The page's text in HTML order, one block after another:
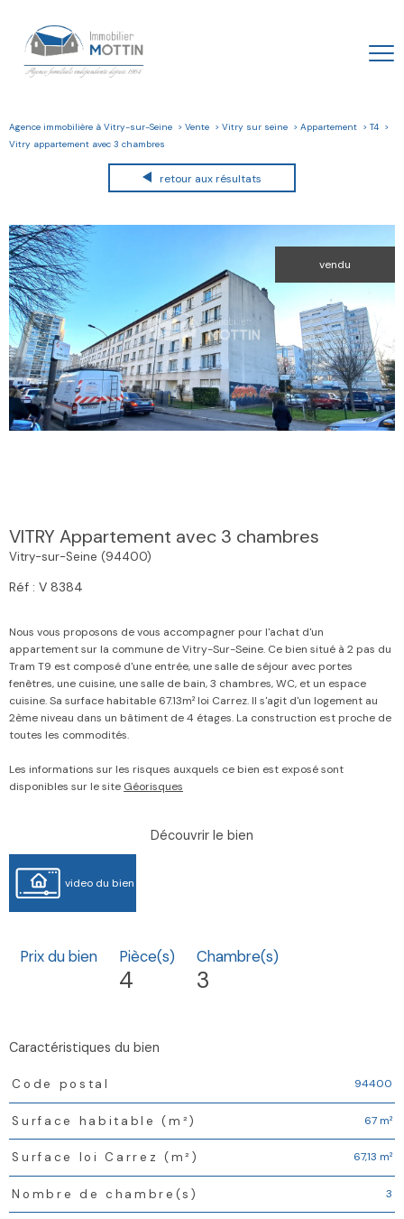
Agence immobilière à Vitry-sur-Seine Vente Vitry sur seine Appartement
T4
Vitry appartement avec 3 chambres
retour aux résultats
vendu
VITRY Appartement avec 3 chambres
Vitry-sur-Seine (94400)
Réf : V 8384
Nous vous proposons de vous accompagner pour l'achat d'un
appartement sur la commune de Vitry-Sur-Seine. Ce bien situé à 2 pas du
Tram T9 est composé d'une entrée, une salle de séjour avec portes
fenêtres, une cuisine, une salle de bain, 3 chambres, WC, et un espace
cuisine. Sa surface habitable 67.13m² loi Carrez. Il s'agit d'un logement au
2ème niveau dans un bâtiment de 4 étages. La construction est proche de
toutes les commodités.
Les informations sur les risques auxquels ce bien est exposé sont
disponibles sur le site Géorisques
découvrir le bien
video du bien
Prix du bien Pièce(s)
4
Chambre(s)
3
caractéristiques du bien
Caractéristiques Valeurs
Code postal 94400
Surface habitable (m²) 67 m²
Surface loi Carrez (m²) 67,13 m²
Nombre de chambre(s) 3